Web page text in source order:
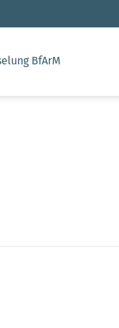
BfArM